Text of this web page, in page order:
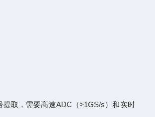
取，需要高速ADC（>1GS/s）和实时